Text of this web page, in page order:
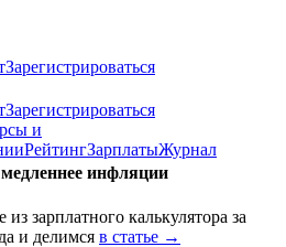
Зарегистрироваться
Зарегистрироваться
и
РейтингЗарплатыЖурнал
инфляции
зарплатного калькулятора за
и делимся в статье →